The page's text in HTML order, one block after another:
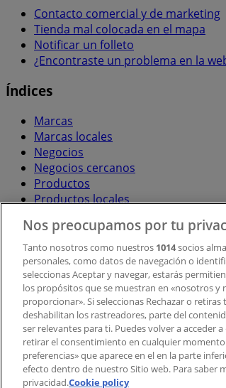
Contacto comercial y de marketing
Tienda mal colocada en el mapa
Notificar un folleto
¿Encontraste un problema en la
Índices
Marcas
Marcas locales
Negocios
Negocios cercanos
Productos
Productos locales
Descargar la APP Tiendeo
Copyright © Tiendeo ® 2026 · Shopfully
Términos y condicionesPolítica de
Nos preocupamos por tu
Tanto nosotros como nuestros 1014socios
personales, como datos de navegación o
seleccionas Aceptar y navegar, estarás
los propósitos que se muestran en «nosotros
proporcionar». Si seleccionas Rechazar o
deshabilitan los rastreadores, parte del
ser relevantes para ti. Puedes volver a acceder
retirar el consentimiento en cualquier momento
preferencias» que aparece en el en la parte
efecto dentro de nuestro Sitio web. Para saber
privacidad.Cookie policy